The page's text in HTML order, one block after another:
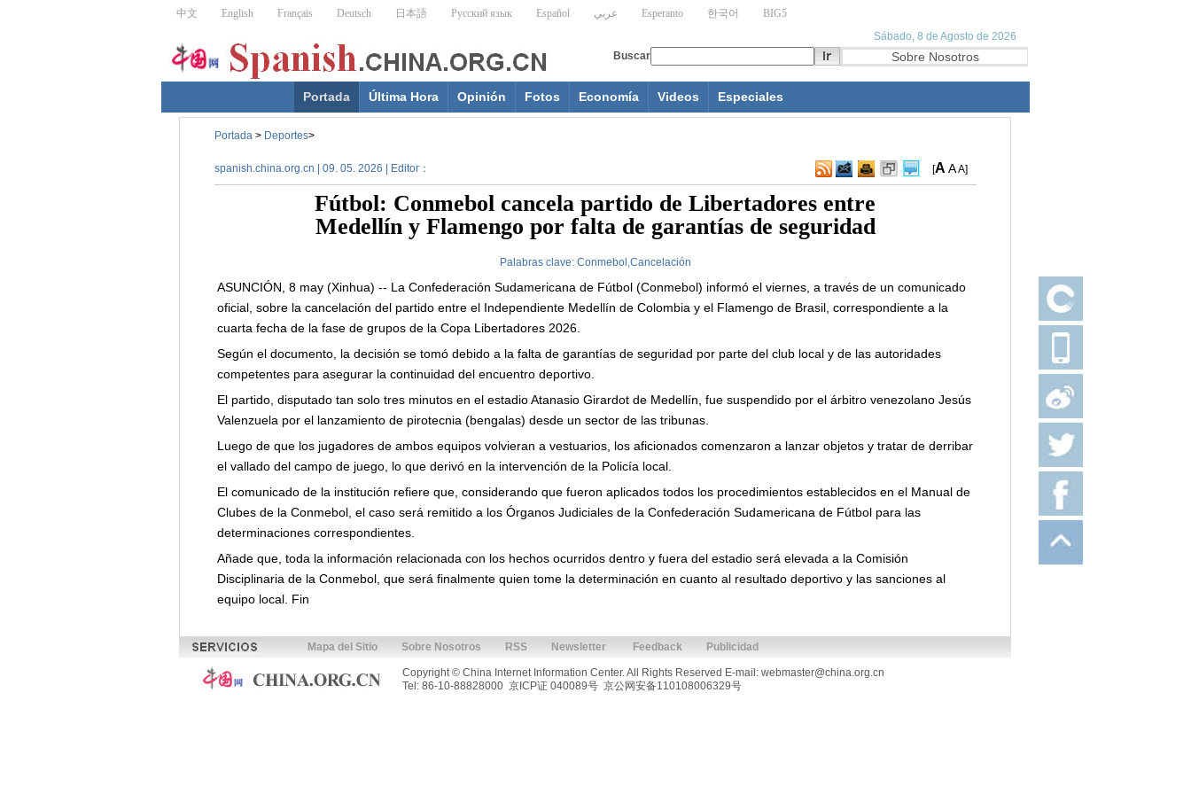
Portada Última Hora Opinión Fotos Economía Videos Especiales
Portada > Deportes>
spanish.china.org.cn | 09. 05. 2026 | Editor： [A AA]
Fútbol: Conmebol cancela partido de Libertadores entre
Medellín y Flamengo por falta de garantías de seguridad
Palabras clave: Conmebol,Cancelación
ASUNCIÓN, 8 may (Xinhua) -- La Confederación Sudamericana de Fútbol (Conmebol) informó el viernes, a través de un comunicado
oficial, sobre la cancelación del partido entre el Independiente Medellín de Colombia y el Flamengo de Brasil, correspondiente a la
cuarta fecha de la fase de grupos de la Copa Libertadores 2026.
Según el documento, la decisión se tomó debido a la falta de garantías de seguridad por parte del club local y de las autoridades
competentes para asegurar la continuidad del encuentro deportivo.
El partido, disputado tan solo tres minutos en el estadio Atanasio Girardot de Medellín, fue suspendido por el árbitro venezolano Jesús
Valenzuela por el lanzamiento de pirotecnia (bengalas) desde un sector de las tribunas.
Luego de que los jugadores de ambos equipos volvieran a vestuarios, los aficionados comenzaron a lanzar objetos y tratar de derribar
el vallado del campo de juego, lo que derivó en la intervención de la Policía local.
El comunicado de la institución refiere que, considerando que fueron aplicados todos los procedimientos establecidos en el Manual de
Clubes de la Conmebol, el caso será remitido a los Órganos Judiciales de la Confederación Sudamericana de Fútbol para las
determinaciones correspondientes.
Añade que, toda la información relacionada con los hechos ocurridos dentro y fuera del estadio será elevada a la Comisión
Disciplinaria de la Conmebol, que será finalmente quien tome la determinación en cuanto al resultado deportivo y las sanciones al
equipo local. Fin